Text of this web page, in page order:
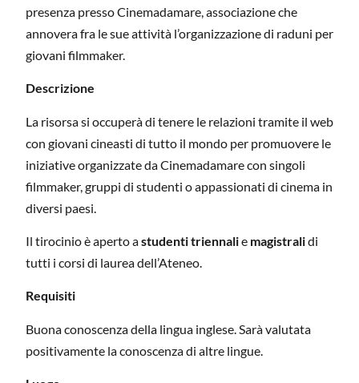
presenza presso Cinemadamare, associazione che
annovera fra le sue attività l’organizzazione di raduni per
giovani filmmaker.
Descrizione
La risorsa si occuperà di tenere le relazioni tramite il web
con giovani cineasti di tutto il mondo per promuovere le
iniziative organizzate da Cinemadamare con singoli
filmmaker, gruppi di studenti o appassionati di cinema in
diversi paesi.
Il tirocinio è aperto astudenti triennalie magistralidi
tutti i corsi di laurea dell’Ateneo.
Requisiti
Buona conoscenza della lingua inglese. Sarà valutata
positivamente la conoscenza di altre lingue.